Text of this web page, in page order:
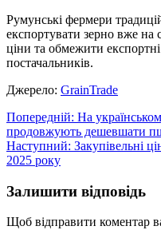
Румунські фермери
експортувати зерно вже на
ціни та обмежити
постачальників.
Джерело: GrainTrade
Навігація
записів
Попередній: На
продовжують дешевшати
Наступний: Закупівельні
2025 року
Залишити відповідь
Щоб відправити коментар